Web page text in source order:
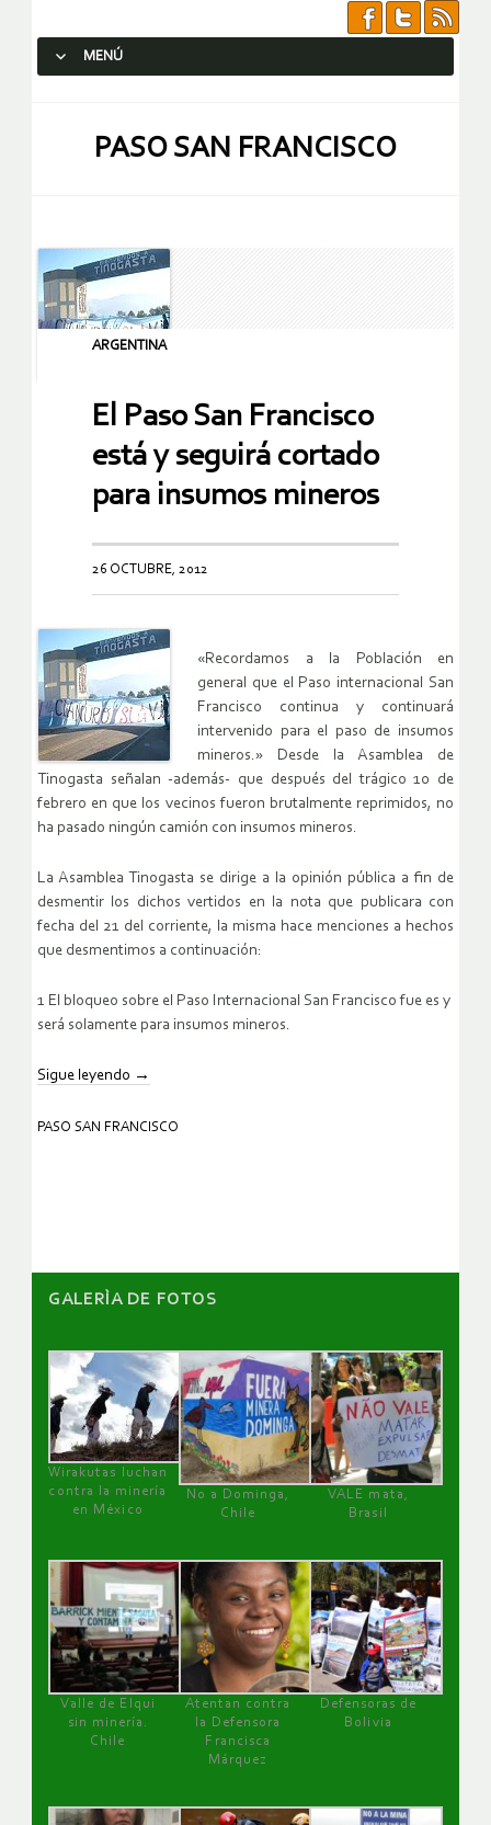
MENÚ
PASO SAN FRANCISCO
ARGENTINA
El Paso San Francisco
está y seguirá cortado
para insumos mineros
26 OCTUBRE, 2012
«Recordamos a la Población en
general que el Paso internacional San
Francisco continua y continuará
intervenido para el paso de insumos
mineros.» Desde la Asamblea de
Tinogasta señalan -además- que después del trágico 10 de
febrero en que los vecinos fueron brutalmente reprimidos, no
ha pasado ningún camión con insumos mineros.
La Asamblea Tinogasta se dirige a la opinión pública a fin de
desmentir los dichos vertidos en la nota que publicara con
fecha del 21 del corriente, la misma hace menciones a hechos
que desmentimos a continuación:
1 El bloqueo sobre el Paso Internacional San Francisco fue es y
será solamente para insumos mineros.
Sigue leyendo →
PASO SAN FRANCISCO
GALERÌA DE FOTOS
Wirakutas luchan
contra la minería
en México
No a Dominga,
Chile
VALE mata,
Brasil
Valle de Elqui
sin minería.
Chile
Atentan contra
la Defensora
Francisca
Márquez
Defensoras de
Bolivia